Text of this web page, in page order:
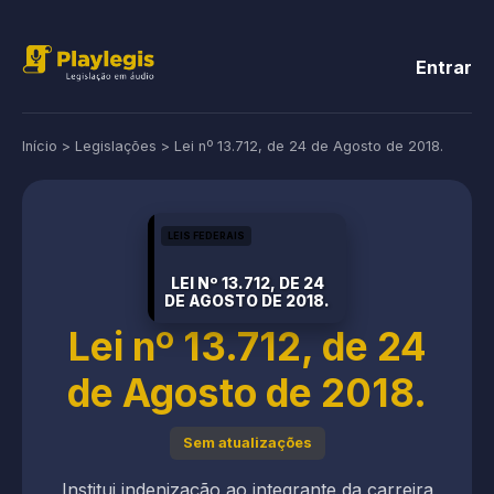
Entrar
Início > Legislações > Lei nº 13.712, de 24 de Agosto de 2018.
LEIS FEDERAIS
LEI Nº 13.712, DE 24
DE AGOSTO DE 2018.
Lei nº 13.712, de 24
de Agosto de 2018.
Sem atualizações
Institui indenização ao integrante da carreira